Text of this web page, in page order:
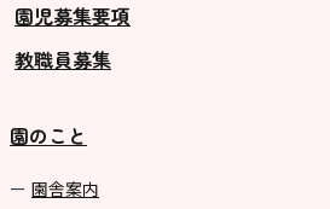
園児募集要項
教職員募集
園のこと
園舎案内